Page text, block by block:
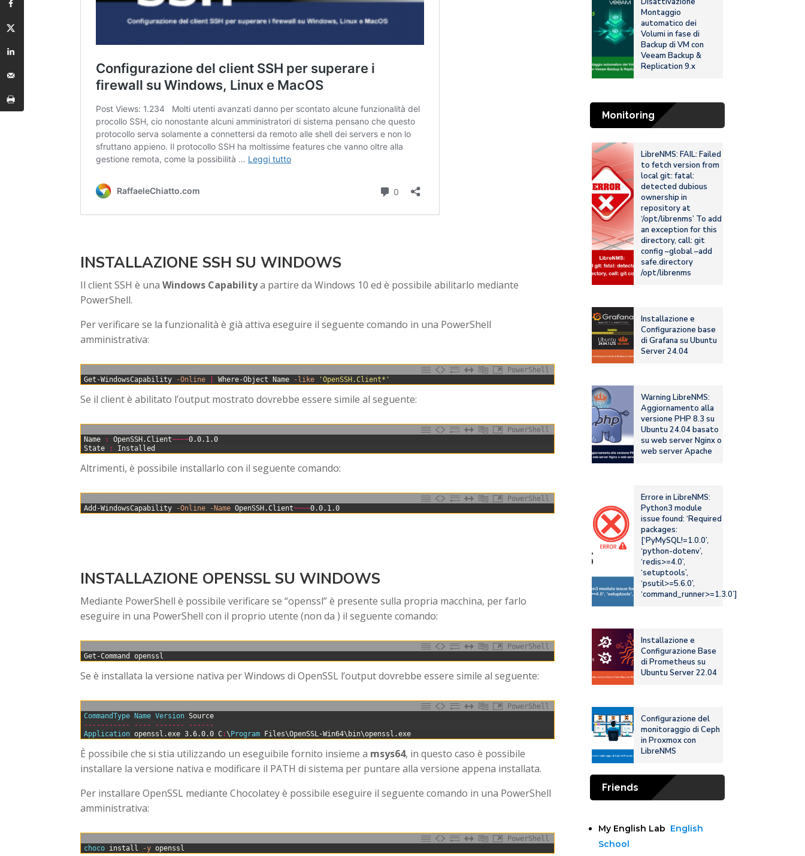
INSTALLAZIONE SSH SU WINDOWS
Il client SSH è unaWindows Capabilitya partire da Windows 10 ed è possibile abilitarlo mediante
PowerShell.
Per verificare se la funzionalità è già attiva eseguire il seguente comando in una PowerShell
amministrativa:
PowerShell
Get-WindowsCapability -Online Where-Object Name -like 'OpenSSH.Client*'
Se il client è abilitato l’output mostrato dovrebbe essere simile al seguente:
PowerShell
Name : OpenSSH .Client~~~~0.0. 1.0
State
: Installed
Altrimenti, è possibile installarlo con il seguente comando:
PowerShell
Add-WindowsCapability -Online -Name OpenSSH .Client~~~~0.0. 1.0
INSTALLAZIONE OPENSSL SU WINDOWS
Mediante PowerShell è possibile verificare se “openssl” è presente sulla propria macchina, per farlo
eseguire in una PowerShell con il proprio utente (non da ) il seguente comando:
PowerShell
Get-Command openssl
Se è installata la versione nativa per Windows di OpenSSL l’output dovrebbe essere simile al seguente:
PowerShell
CommandType Name Version Source
-- -- -- -- -- - -- -- -- -- -- - -- -- --
Application openssl .exe 3.6.0.0 C:\ Program Files\OpenSSL-Win64\ bin\openssl .exe
È possibile che si stia utilizzando un eseguibile fornito insieme a msys64, in questo caso è possibile
installare la versione nativa e modificare il PATH di sistema per puntare alla versione appena installata.
Per installare OpenSSL mediante Chocolatey è possibile eseguire il seguente comando in una PowerShell
amministrativa:
PowerShell
choco install -y openssl
Montaggio
automatico dei
Volumi in fase di
Backup di VM con
Veeam Backup &
Replication 9.x
Monitoring
LibreNMS: FAIL: Failed
to fetch version from
local git: fatal:
detected dubious
ownership in
repository at
‘/opt/librenms’ To add
an exception for this
directory, call: git
config –global –add
safe.directory
/opt/librenms
Installazione e
Configurazione base
di Grafana su Ubuntu
Server 24.04
Warning LibreNMS:
Aggiornamento alla
versione PHP 8.3 su
Ubuntu 24.04 basato
su web server Nginx o
web server Apache
Errore in LibreNMS:
Python3 module
issue found: ‘Required
packages:
[‘PyMySQL!=1.0.0’,
‘python-dotenv’,
‘redis>=4.0’,
‘setuptools’,
‘psutil>=5.6.0’,
‘command_runner>=1.3.0’]
Installazione e
Configurazione Base
di Prometheus su
Ubuntu Server 22.04
Configurazione del
monitoraggio di Ceph
in Proxmox con
LibreNMS
Friends
My English Lab English
School